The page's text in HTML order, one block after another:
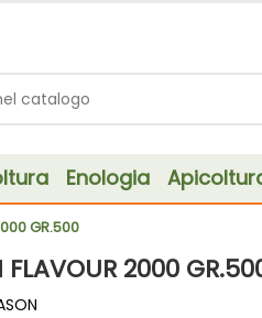
Enologia
GR.500
FLAVOUR 2000